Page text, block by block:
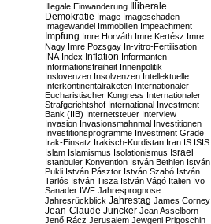
Illegale Einwanderung Illiberale
Demokratie Image Imageschaden
Imagewandel Immobilien Impeachment
Impfung Imre Horváth Imre Kertész Imre
Nagy Imre Pozsgay In-vitro-Fertilisation
INA Index Inflation Informanten
Informationsfreiheit Innenpolitik
Inslovenzen Insolvenzen Intellektuelle
Interkontinentalraketen Internationaler
Eucharistischer Kongress Internationaler
Strafgerichtshof International Investment
Bank (IIB) Internetsteuer Interview
Invasion Invasionsmahnmal Investitionen
Investitionsprogramme Investment Grade
Irak-Einsatz Irakisch-Kurdistan Iran IS ISIS
Islam Islamismus Isolationismus Israel
Istanbuler Konvention István Bethlen István
Pukli István Pásztor István Szabó István
Tarlós István Tisza István Vágó Italien Ivo
Sanader IWF Jahresprognose
Jahresrückblick Jahrestag James Corney
Jean-Claude Juncker Jean Asselborn
Jenő Rácz Jerusalem Jewgeni Prigoschin